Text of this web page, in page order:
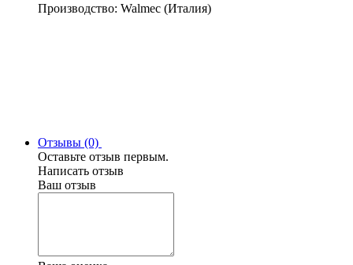
Производство: Walmec (Италия)
Отзывы (0)
Оставьте отзыв первым.
Написать отзыв
Ваш отзыв